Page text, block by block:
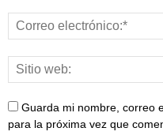
Guarda mi nombre, correo
para la próxima vez que